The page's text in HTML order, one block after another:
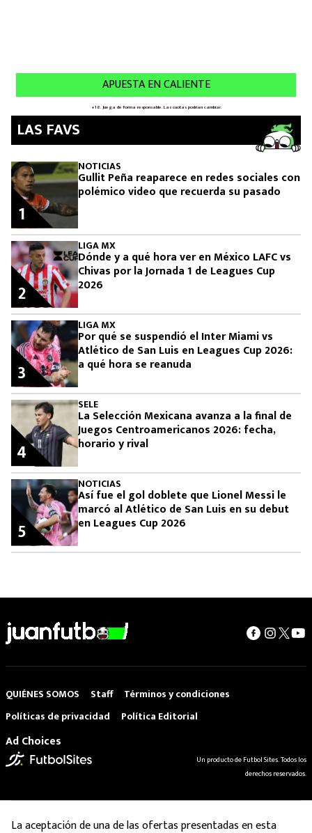
LAS FAVS
NOTICIAS
Gullit Peña reaparece en redes sociales con
polémico video que recuerda su pasado
1
LIGA MX
Dónde y a qué hora ver en México LAFC vs
Chivas por la Jornada 1 de Leagues Cup
2026
2
LIGA MX
Por qué se suspendió el Inter Miami vs
Atlético de San Luis en Leagues Cup 2026:
a qué hora se reanuda
3
SELE
La Selección Mexicana avanza a la final de
Juegos Centroamericanos 2026: fecha,
horario y rival
4
NOTICIAS
Así fue el gol doblete que Lionel Messi le
marcó al Atlético de San Luis en su debut
en Leagues Cup 2026
5
QUIÉNES SOMOS Staff
Términos y condiciones
Políticas de privacidad
Política Editorial
Ad Choices
Un producto de Futbol Sites. Todos los
derechos reservados.
La aceptación de una de las ofertas presentadas en esta